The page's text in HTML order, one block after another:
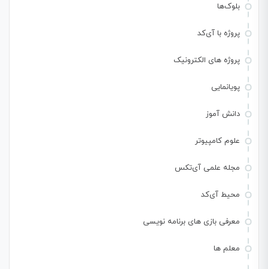
بلوک‌ها
پروژه با آی‌کد
پروژه های الکترونیک
پویانمایی
دانش آموز
علوم کامپیوتر
مجله علمی آی‌تکس
محیط آی‌کد
معرفی بازی های برنامه نویسی
معلم ها